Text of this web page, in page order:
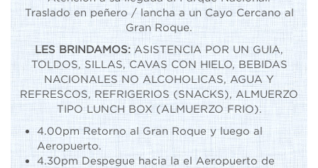
Traslado en peñero / lancha a un Cayo Cercano al
Gran Roque.
LES BRINDAMOS: ASISTENCIA POR UN GUIA,
TOLDOS, SILLAS, CAVAS CON HIELO, BEBIDAS
NACIONALES NO ALCOHOLICAS, AGUA Y
REFRESCOS, REFRIGERIOS (SNACKS), ALMUERZO
TIPO LUNCH BOX (ALMUERZO FRIO).
4.00pm Retorno al Gran Roque y luego al
Aeropuerto.
4.30pm Despegue hacia la el Aeropuerto de